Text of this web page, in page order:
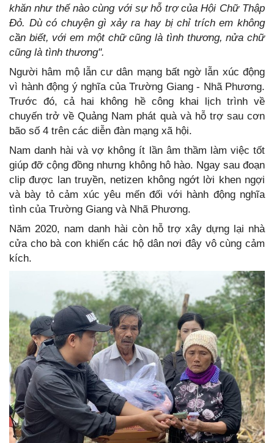
khăn như thế nào cùng với sự hỗ trợ của Hội Chữ Thập
Đỏ. Dù có chuyện gì xảy ra hay bị chỉ trích em không
cần biết, với em một chữ cũng là tình thương, nửa chữ
cũng là tình thương".
Người hâm mộ lẫn cư dân mạng bất ngờ lẫn xúc động
vì hành động ý nghĩa của Trường Giang - Nhã Phương.
Trước đó, cả hai không hề công khai lịch trình về
chuyến trở về Quảng Nam phát quà và hỗ trợ sau cơn
bão số 4 trên các diễn đàn mạng xã hội.
Nam danh hài và vợ không ít lần âm thầm làm việc tốt
giúp đỡ cộng đồng nhưng không hô hào. Ngay sau đoạn
clip được lan truyền, netizen không ngớt lời khen ngợi
và bày tỏ cảm xúc yêu mến đối với hành động nghĩa
tình của Trường Giang và Nhã Phương.
Năm 2020, nam danh hài còn hỗ trợ xây dựng lại nhà
cửa cho bà con khiến các hộ dân nơi đây vô cùng cảm
kích.